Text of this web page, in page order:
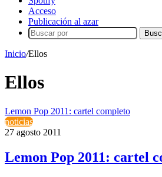
Acceso
Publicación al azar
Inicio/Ellos
Ellos
Lemon Pop 2011: cartel completo
noticias
27 agosto 2011
Lemon Pop 2011: cartel